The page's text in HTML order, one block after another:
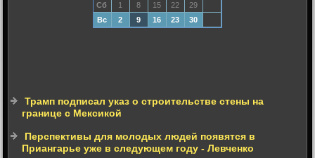
Сб
1 8 15 22
29
Вс
2 9 16 23 30
Трамп подписал указ о строительстве стены на
границе с Мексикой
Перспективы для молодых людей появятся в
Приангарье уже в следующем году - Левченко